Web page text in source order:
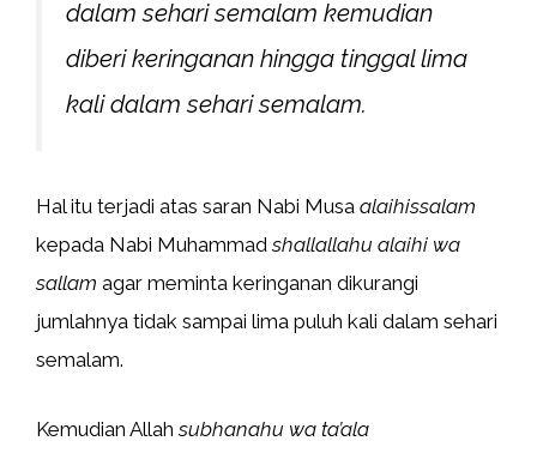
dalam sehari semalam kemudian
diberi keringanan hingga tinggal lima
kali dalam sehari semalam.
Hal itu terjadi atas saran Nabi Musa alaihissalam
kepada Nabi Muhammadshallallahu alaihi wa
sallam agar meminta keringanan dikurangi
jumlahnya tidak sampai lima puluh kali dalam sehari
semalam.
Kemudian Allahsubhanahu wa ta’ala